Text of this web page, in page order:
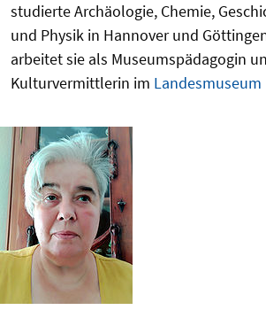
studierte Archäologie, Chemie,
und Physik in Hannover und
arbeitet sie als Museums­pädagogin
Kulturvermittlerin im Landesmuseum